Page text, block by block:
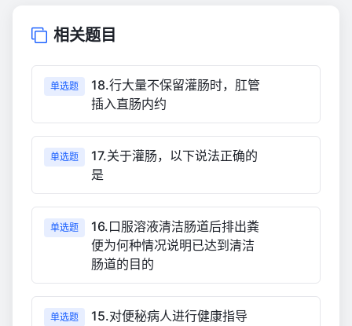
相关题目
单选题
18.行大量不保留灌肠时，肛管
插入直肠内约
单选题
17.关于灌肠，以下说法正确的
是
单选题
16.口服溶液清洁肠道后排出粪
便为何种情况说明已达到清洁
肠道的目的
单选题
15.对便秘病人进行健康指导